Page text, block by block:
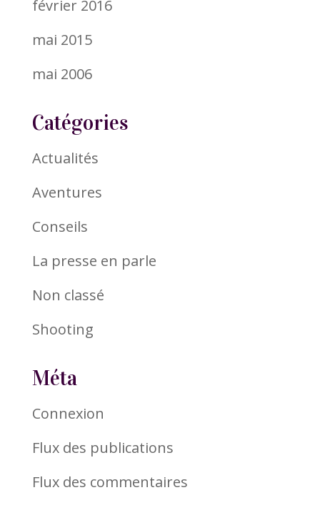
février 2016
mai 2015
mai 2006
Catégories
Actualités
Aventures
Conseils
La presse en parle
Non classé
Shooting
Méta
Connexion
Flux des publications
Flux des commentaires